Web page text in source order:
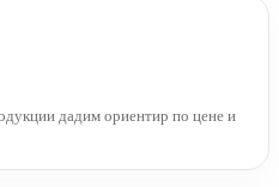
дадим ориентир по цене и